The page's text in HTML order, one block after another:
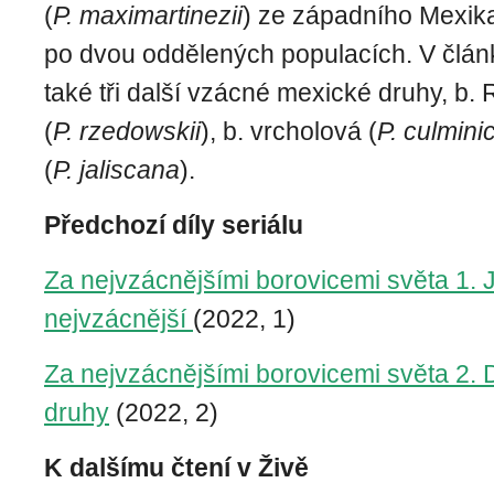
(P. maximartinezii) ze západního
po dvou oddělených populacích. V
také tři další vzácné mexické druhy, b.
(P. rzedowskii), b. vrcholová (P.
(P. jaliscana).
Předchozí díly seriálu
Za nejvzácnějšími borovicemi světa 1.
nejvzácnější (2022, 1)
Za nejvzácnějšími borovicemi světa 2.
druhy (2022, 2)
K dalšímu čtení v Živě